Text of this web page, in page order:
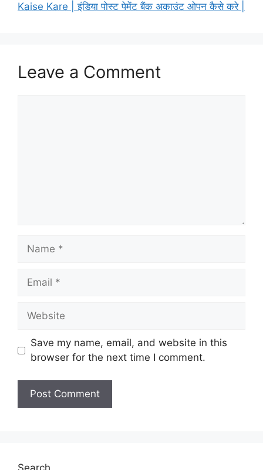
Kaise Kare | इंडिया पोस्ट पेमेंट बैंक अकाउंट ओपन कैसे करे |
Leave a Comment
Name
Email
Website
Save my name, email, and website in this
browser for the next time I comment.
Search